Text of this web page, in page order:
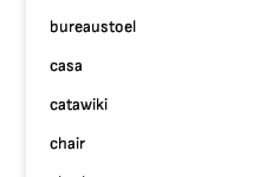
bureaustoel
casa
catawiki
chair